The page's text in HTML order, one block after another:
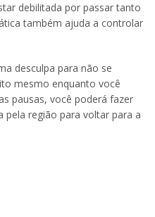
debilitada por passar tanto
também ajuda a controlar
desculpa para não se
mesmo enquanto você
pausas, você poderá fazer
pela região para voltar para a